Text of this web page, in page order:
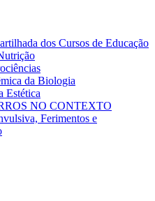
dos Cursos de Educação
da Biologia
Estética
NO CONTEXTO
Ferimentos e